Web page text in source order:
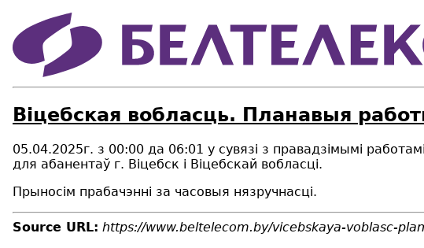
Віцебская вобласць. Планавыя
05.04.2025г. з 00:00 да 06:01 у сувязі з правадзімымі
для абанентаў г. Віцебск і Віцебскай вобласці.
Прыносім прабачэнні за часовыя нязручнасці.
Source URL: https://www.beltelecom.by/vicebskaya-voblasc-